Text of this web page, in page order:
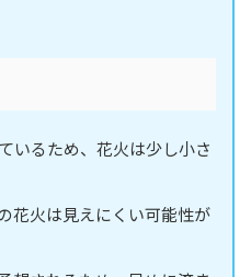
いるため、花火は少し小さ
花火は見えにくい可能性が